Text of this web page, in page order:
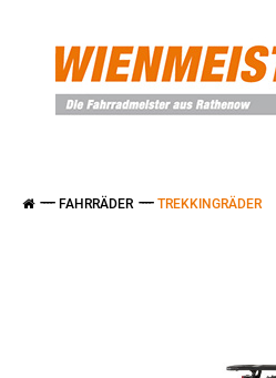
FAHRRÄDER TREKKINGRÄDER